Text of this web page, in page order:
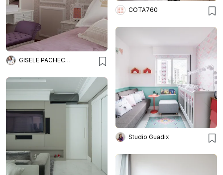
COTA760
GISELE PACHECO ARQUITETURA E INTERIORES
Studio Guadix